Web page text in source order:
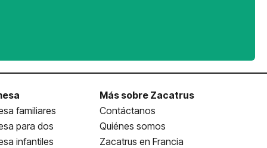
familiares
para dos
infantiles
Más sobre Zacatrus
Contáctanos
Quiénes somos
Zacatrus en Francia